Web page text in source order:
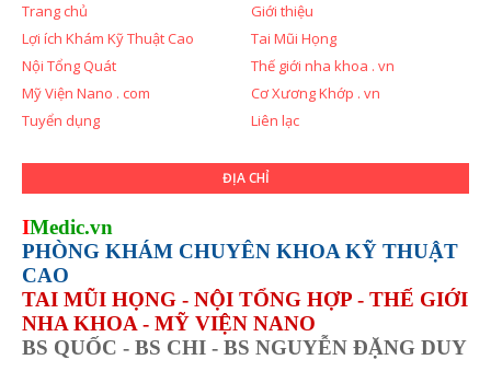
Trang chủ
Giới thiệu
Lợi ích Khám Kỹ Thuật Cao
Tai Mũi Họng
Nội Tổng Quát
Thế giới nha khoa . vn
Mỹ Viện Nano . com
Cơ Xương Khớp . vn
Tuyển dụng
Liên lạc
ĐỊA CHỈ
IMedic.vn
PHÒNG KHÁM CHUYÊN KHOA KỸ THUẬT
CAO
TAI MŨI HỌNG - NỘI TỔNG HỢP - THẾ GIỚI
NHA KHOA - MỸ VIỆN NANO
BS QUỐC - BS CHI - BS NGUYỄN ĐẶNG DUY